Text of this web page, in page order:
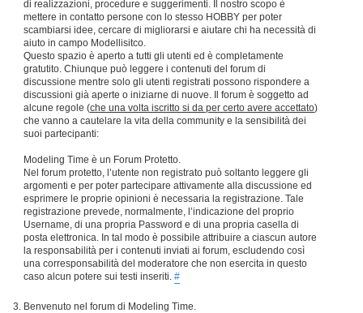
di realizzazioni, procedure e suggerimenti. Il nostro scopo è
mettere in contatto persone con lo stesso HOBBY per poter
scambiarsi idee, cercare di migliorarsi e aiutare chi ha necessità di
aiuto in campo Modellisitco.
Questo spazio è aperto a tutti gli utenti ed è completamente
gratutito. Chiunque può leggere i contenuti del forum di
discussione mentre solo gli utenti registrati possono rispondere a
discussioni già aperte o iniziarne di nuove. Il forum è soggetto ad
alcune regole (che una volta iscritto si da per certo avere accettato)
che vanno a cautelare la vita della community e la sensibilità dei
suoi partecipanti:
Modeling Time è un Forum Protetto.
Nel forum protetto, l’utente non registrato può soltanto leggere gli
argomenti e per poter partecipare attivamente alla discussione ed
esprimere le proprie opinioni è necessaria la registrazione. Tale
registrazione prevede, normalmente, l’indicazione del proprio
Username, di una propria Password e di una propria casella di
posta elettronica. In tal modo è possibile attribuire a ciascun autore
la responsabilità per i contenuti inviati ai forum, escludendo così
una corresponsabilità del moderatore che non esercita in questo
caso alcun potere sui testi inseriti. #
Benvenuto nel forum di Modeling Time.